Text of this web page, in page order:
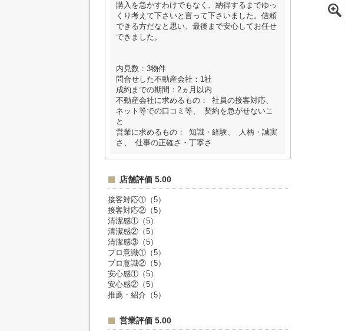
購入を急かすわけでもなく、納得するまでゆっ
くり考えて下さいと言って下さいました。信頼
できる方だなと思い、最後まで安心してお任せ
できました。
内見数：3物件
問合せした不動産会社：1社
成約までの期間：2ヵ月以内
不動産会社に求めるもの： 社員の接客対応、
ネット等での口コミ等、 契約を急がせないこ
と
営業に求めるもの： 知識・経験、 人柄・誠実
さ、 仕事の正確さ・丁寧さ
店舗評価 5.00
接客対応①（5）
接客対応②（5）
清潔感①（5）
清潔感②（5）
清潔感③（5）
プロ意識①（5）
プロ意識②（5）
安心感①（5）
安心感②（5）
推薦・紹介（5）
営業評価 5.00